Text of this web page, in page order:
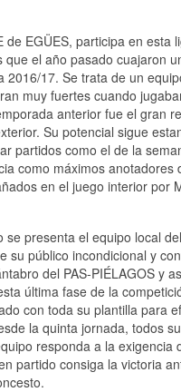
de EGÜES, participa en
que el año pasado cuajaron
2016/17. Se trata de un
muy fuertes cuando
anterior fue el gran
Su potencial sigue
partidos como el de la
como máximos
en el juego interior por
presenta el equipo local
su público incondicional y
del PAS-PIÉLAGOS y
última fase de la
con toda su plantilla para
la quinta jornada, todos
responda a la
partido consiga la victoria